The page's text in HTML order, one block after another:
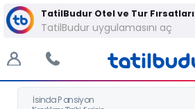
TatilBudur Otel ve Tur Fırsatları
TatilBudur uygulamasını aç
İsinda Pansiyon